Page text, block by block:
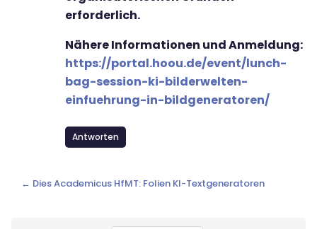
erforderlich.
Nähere Informationen und Anmeldung:
https://portal.hoou.de/event/lunch-
bag-session-ki-bilderwelten-
einfuehrung-in-bildgeneratoren/
Antworten
← Dies Academicus HfMT: Folien KI-Textgeneratoren